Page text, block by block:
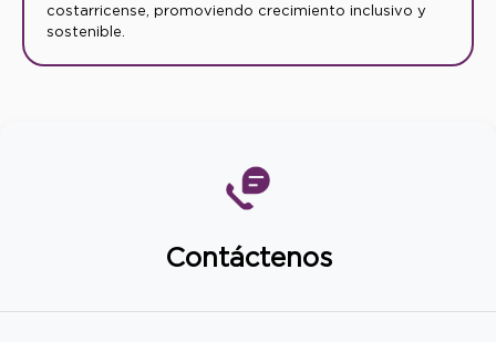
costarricense, promoviendo crecimiento inclusivo y
sostenible.
Contáctenos